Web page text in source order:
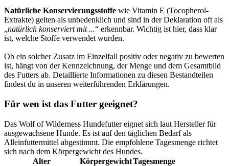
Natürliche Konservierungsstoffe wie Vitamin E (Tocopherol-
Extrakte) gelten als unbedenklich und sind in der Deklaration oft als
„natürlich konserviert mit ...“ erkennbar. Wichtig ist hier, dass klar
ist, welche Stoffe verwendet wurden.
Ob ein solcher Zusatz im Einzelfall positiv oder negativ zu bewerten
ist, hängt von der Kennzeichnung, der Menge und dem Gesamtbild
des Futters ab. Detaillierte Informationen zu diesen Bestandteilen
findest du in unseren weiterführenden Erklärungen.
Für wen ist das Futter geeignet?
Das Wolf of Wilderness Hundefutter eignet sich laut Hersteller für
ausgewachsene Hunde. Es ist auf den täglichen Bedarf als
Alleinfuttermittel abgestimmt. Die empfohlene Tagesmenge richtet
sich nach dem Körpergewicht des Hundes.
Alter
KörpergewichtTagesmenge